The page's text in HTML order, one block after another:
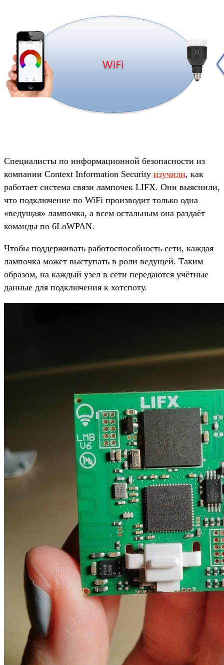
Специалисты по информационной безопасности из
компании Context Information Security изучили, как
работает система связи лампочек LIFX. Они выяснили,
что подключение по WiFi производит только одна
«ведущая» лампочка, а всем остальным она раздаёт
команды по 6LoWPAN.
Чтобы поддерживать работоспособность сети, каждая
лампочка может выступать в роли ведущей. Таким
образом, на каждый узел в сети передаются учётные
данные для подключения к хотспоту.